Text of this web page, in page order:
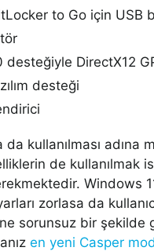
to Go için USB
DirectX12
desteği
kullanılması adına
de kullanılmak
Windows
zorlasa da
sorunsuz bir
en yeni Casper